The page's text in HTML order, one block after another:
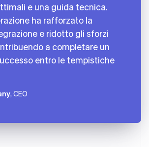
e una guida tecnica.
ha rafforzato la
e ridotto gli sforzi
a completare un
entro le tempistiche
, CEO